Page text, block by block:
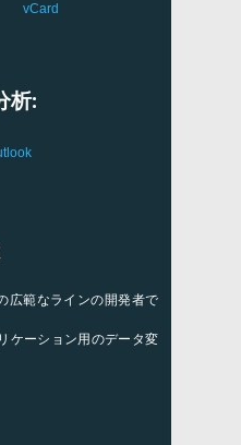
vCard
析:
広範なラインの開発者で
ケーション用のデータ変